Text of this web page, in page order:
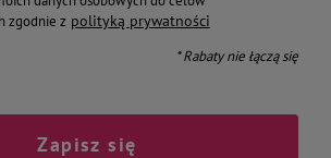
zgodnie z polityką prywatności
* Rabaty nie łączą się
Zapisz się